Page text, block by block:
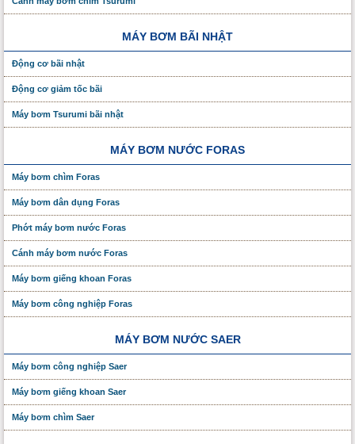
MÁY BƠM BÃI NHẬT
Động cơ bãi nhật
Động cơ giảm tốc bãi
Máy bơm Tsurumi bãi nhật
MÁY BƠM NƯỚC FORAS
Máy bơm chìm Foras
Máy bơm dân dụng Foras
Phớt máy bơm nước Foras
Cánh máy bơm nước Foras
Máy bơm giếng khoan Foras
Máy bơm công nghiệp Foras
MÁY BƠM NƯỚC SAER
Máy bơm công nghiệp Saer
Máy bơm giếng khoan Saer
Máy bơm chìm Saer